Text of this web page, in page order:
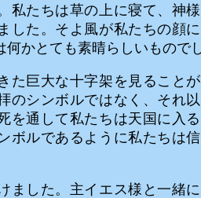
私たちは草の上に寝て、神
した。そよ風が私たちの顔
何かとても素晴らしいもので
た巨大な十字架を見ること
のシンボルではなく、それ
を通して私たちは天国に入
ボルであるように私たちは
ました。主イエス様と一緒